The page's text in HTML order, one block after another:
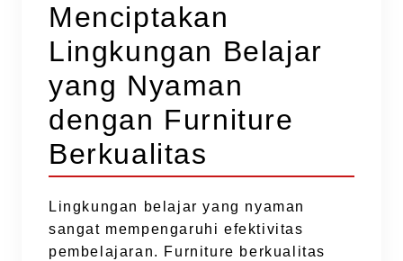
Menciptakan
Lingkungan Belajar
yang Nyaman
dengan Furniture
Berkualitas
Lingkungan belajar yang nyaman
sangat mempengaruhi efektivitas
pembelajaran. Furniture berkualitas